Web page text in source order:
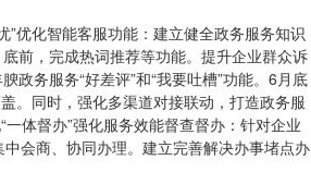
优化智能客服功能：建立健全政务服务知识
前，完成热词推荐等功能。提升企业群众诉
务服务“好差评”和“我要吐槽”功能。6月底
。同时，强化多渠道对接联动，打造政务服
体督办”强化服务效能督查督办：针对企业
会商、协同办理。建立完善解决办事堵点办